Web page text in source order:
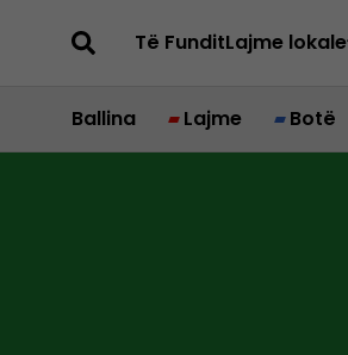
Të FunditLajme lokale
Ballina Lajme Botë